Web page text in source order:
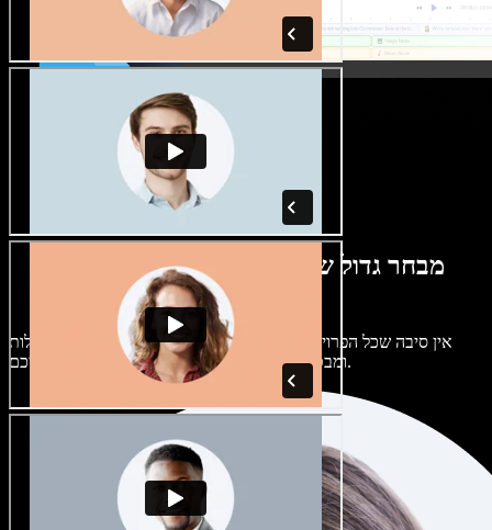
מבחר גדול של קולות נשים וגברים במגוון
מבטאים
אין סיבה שכל הפרויקטים יישמעו אותו דבר. בחרו מתוך מאות קולות
ומבטאים של בינה מלאכותית והתאימו אותם אליכם.